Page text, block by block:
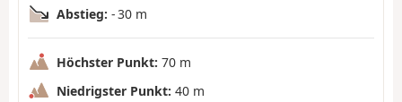
Abstieg: - 30 m
Höchster Punkt: 70 m
Niedrigster Punkt: 40 m